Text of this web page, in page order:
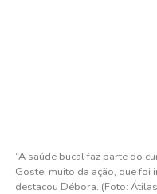
“A saúde bucal faz parte do
Gostei muito da ação, que foi
destacou Débora. (Foto: